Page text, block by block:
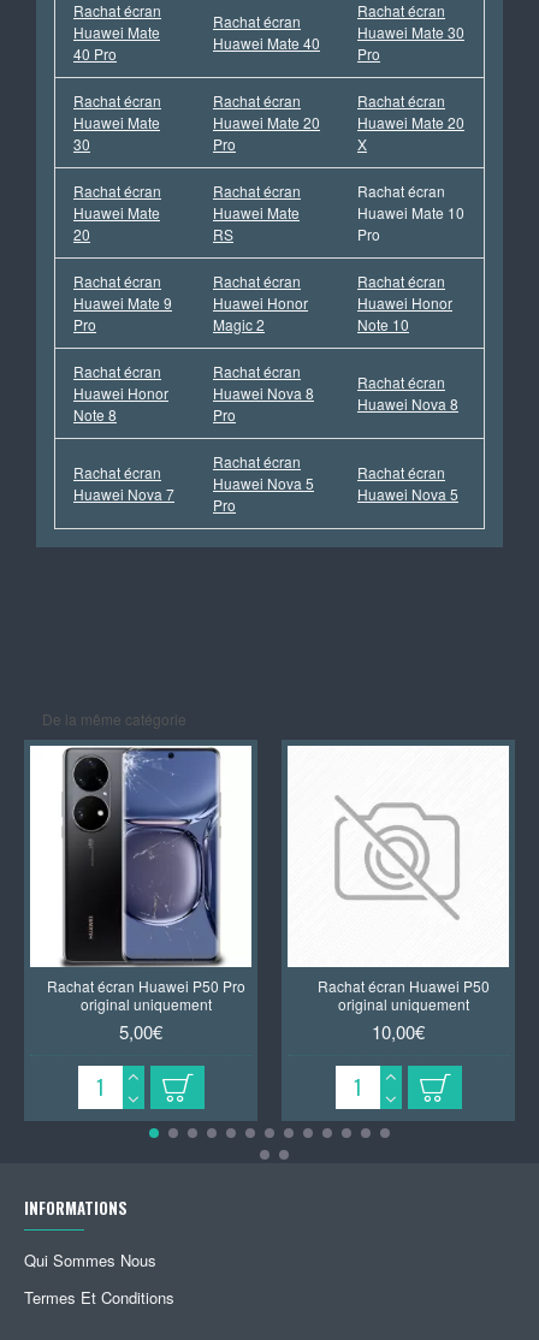
Rachat écran
Huawei Mate
40 Pro
Rachat écran
Huawei Mate 40
Rachat écran
Huawei Mate 30
Pro
Rachat écran
Huawei Mate
30
Rachat écran
Huawei Mate 20
Pro
Rachat écran
Huawei Mate 20
X
Rachat écran
Huawei Mate
20
Rachat écran
Huawei Mate
RS
Rachat écran
Huawei Mate 10
Pro
Rachat écran
Huawei Mate 9
Pro
Rachat écran
Huawei Honor
Magic 2
Rachat écran
Huawei Honor
Note 10
Rachat écran
Huawei Honor
Note 8
Rachat écran
Huawei Nova 8
Pro
Rachat écran
Huawei Nova 8
Rachat écran
Huawei Nova 7
Rachat écran
Huawei Nova 5
Pro
Rachat écran
Huawei Nova 5
De la même catégorie
Rachat écran Huawei P50 Pro
original uniquement
5,00€
Rachat écran Huawei P50
original uniquement
10,00€
INFORMATIONS
Qui Sommes Nous
Termes Et Conditions